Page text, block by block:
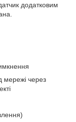
додатковим
мережі через